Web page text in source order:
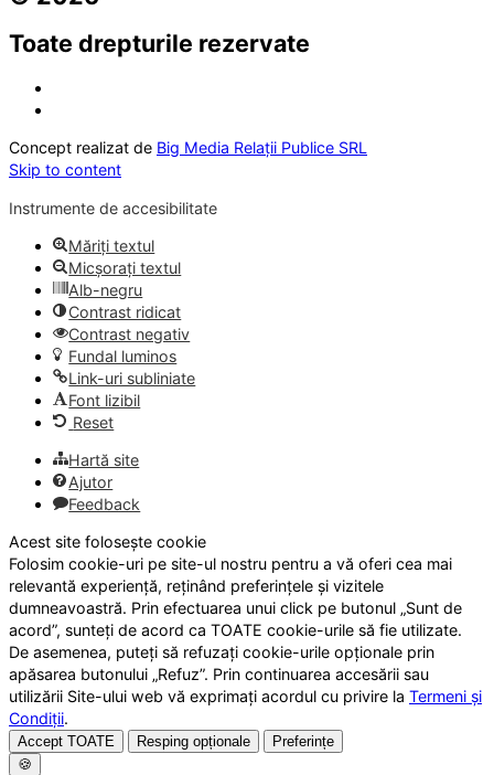
Toate drepturile rezervate
Concept realizat de Big Media Relații Publice SRL
Skip to content
Instrumente de accesibilitate
Măriți textul
Micșorați textul
Alb-negru
Contrast ridicat
Contrast negativ
Fundal luminos
Link-uri subliniate
Font lizibil
Reset
Hartă site
Ajutor
Feedback
Acest site folosește cookie
Folosim cookie-uri pe site-ul nostru pentru a vă oferi cea mai
relevantă experiență, reținând preferințele și vizitele
dumneavoastră. Prin efectuarea unui click pe butonul „Sunt de
acord”, sunteți de acord ca TOATE cookie-urile să fie utilizate.
De asemenea, puteți să refuzați cookie-urile opționale prin
apăsarea butonului „Refuz”. Prin continuarea accesării sau
utilizării Site-ului web vă exprimați acordul cu privire la Termeni și
Condiții.
Accept TOATE Resping opționale
Preferințe
🍪